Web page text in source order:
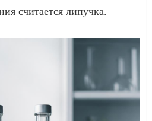
считается липучка.